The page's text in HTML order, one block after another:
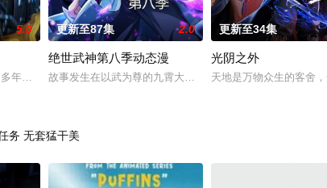
幽界卖命的草头神欺压百姓，反抗犯下弑神之罪，又出手打死了
浴火而生的大一统王朝，可在建国初期就面临着重重危机。是谁将
5.0
年来第一次来临水城选拔弟子，方秦两家围绕这一个将决定二者
更新至87集 2.0
绝世武神第八季动态漫
故事发生在以武为尊的九霄大陆，讲述了现代学生林枫，
更新至34集
光阴之外
天地是万物众生的客舍
务 无套猛干美